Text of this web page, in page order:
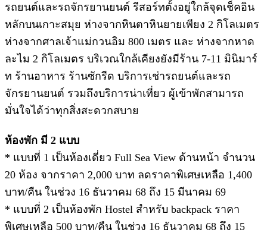
รถยนต์และรถจักรยานยนต์ รีสอร์ทตั้งอยู่ใกล้จุดเช็คอิน
หลักบนเกาะสมุย ห่างจากหินตาหินยายเพียง 2 กิโลเมตร
ห่างจากศาลเจ้าแม่กวนอิม 800 เมตร และ ห่างจากหาด
ละไม 2 กิโลเมตร บริเวณใกล้เคียงยังมีร้าน 7-11 มินิมาร์
ท ร้านอาหาร ร้านซักรีด บริการเช่ารถยนต์และรถ
จักรยานยนต์ รวมถึงบริการน่าเที่ยว ผู้เข้าพักสามารถ
มั่นใจได้ว่าทุกสิ่งสะดวกสบาย
ห้องพัก มี 2 แบบ
* แบบที่ 1 เป็นห้องเดี่ยว Full Sea View ด้านหน้า จำนวน
20 ห้อง จากราคา 2,000 บาท ลดราคาพิเศษเหลือ 1,400
บาท/คืน ในช่วง 16 ธันวาคม 68 ถึง 15 มีนาคม 69
* แบบที่ 2 เป็นห้องพัก Hostel สำหรับ backpack ราคา
พิเศษเหลือ 500 บาท/คืน ในช่วง 16 ธันวาคม 68 ถึง 15